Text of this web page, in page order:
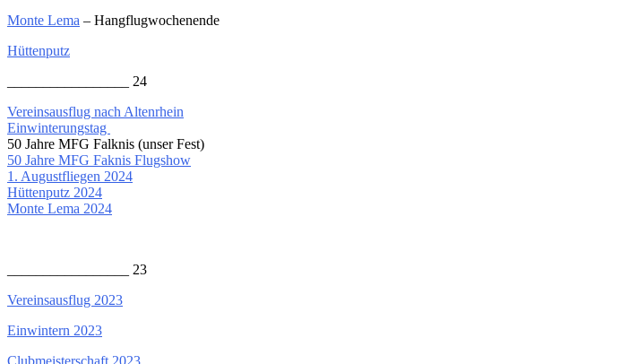
Monte Lema – Hangflugwochenende
Hüttenputz
_________________ 24
Vereinsausflug nach Altenrhein
Einwinterungstag
50 Jahre MFG Falknis (unser Fest)
50 Jahre MFG Faknis Flugshow
1. Augustfliegen 2024
Hüttenputz 2024
Monte Lema 2024
_________________ 23
Vereinsausflug 2023
Einwintern 2023
Clubmeisterschaft 2023